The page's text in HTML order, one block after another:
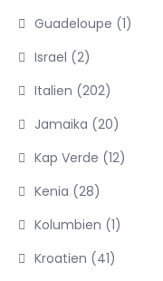
Guadeloupe (1)
Israel (2)
Italien (202)
Jamaika (20)
Kap Verde (12)
Kenia (28)
Kolumbien (1)
Kroatien (41)